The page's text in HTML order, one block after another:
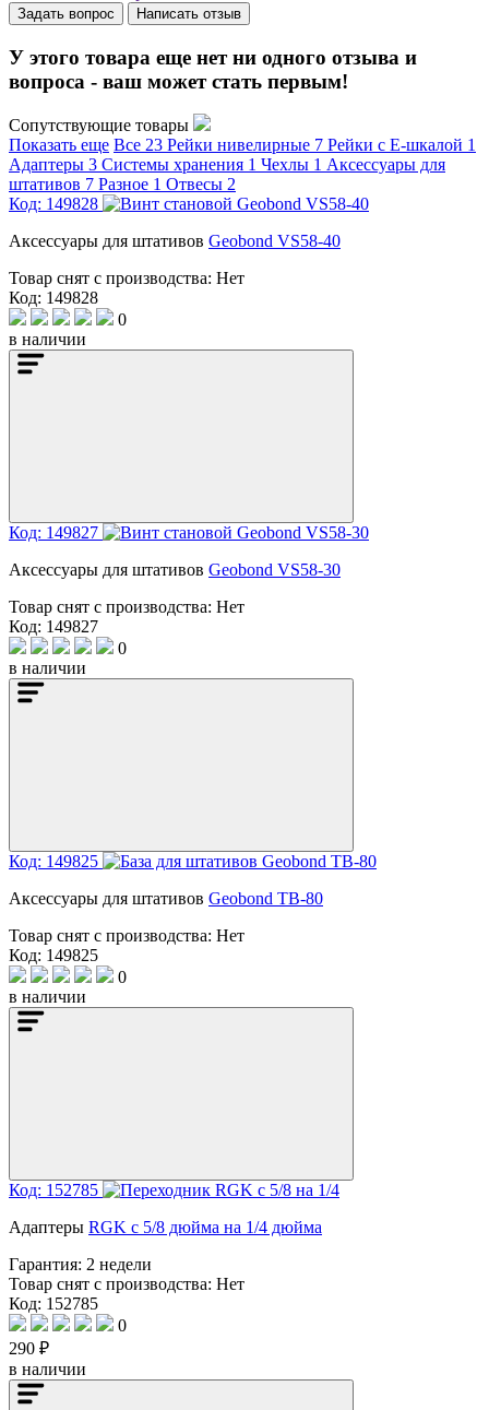
Задать вопрос Написать отзыв
У этого товара еще нет ни одного отзыва и
вопроса - ваш может стать первым!
Сопутствующие товары
Показать еще Все 23 Рейки нивелирные 7 Рейки с Е-шкалой 1
Адаптеры 3 Системы хранения 1 Чехлы 1 Аксессуары для
штативов 7 Разное 1 Отвесы 2
Код: 149828
Аксессуары для штативов Geobond VS58-40
Товар снят с производства: Нет
Код: 149828
0
в наличии
Код: 149827
Аксессуары для штативов Geobond VS58-30
Товар снят с производства: Нет
Код: 149827
0
в наличии
Код: 149825
Аксессуары для штативов Geobond TB-80
Товар снят с производства: Нет
Код: 149825
0
в наличии
Код: 152785
Адаптеры RGK с 5/8 дюйма на 1/4 дюйма
Гарантия: 2 недели
Товар снят с производства: Нет
Код: 152785
0
290 ₽
в наличии